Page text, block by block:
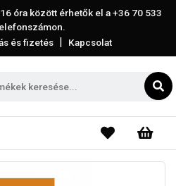
óra között érhetők el a+36 70 533
és fizetés | Kapcsolat